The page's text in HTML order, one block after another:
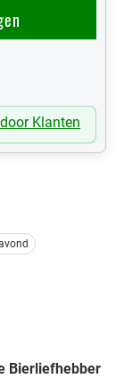
Klanten
Bierliefhebber